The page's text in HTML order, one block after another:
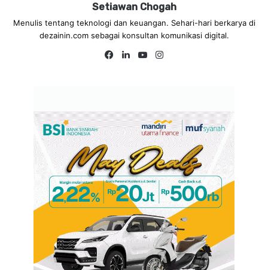
Setiawan Chogah
Menulis tentang teknologi dan keuangan. Sehari-hari berkarya di
dezainin.com sebagai konsultan komunikasi digital.
Fa
Lin
Yo